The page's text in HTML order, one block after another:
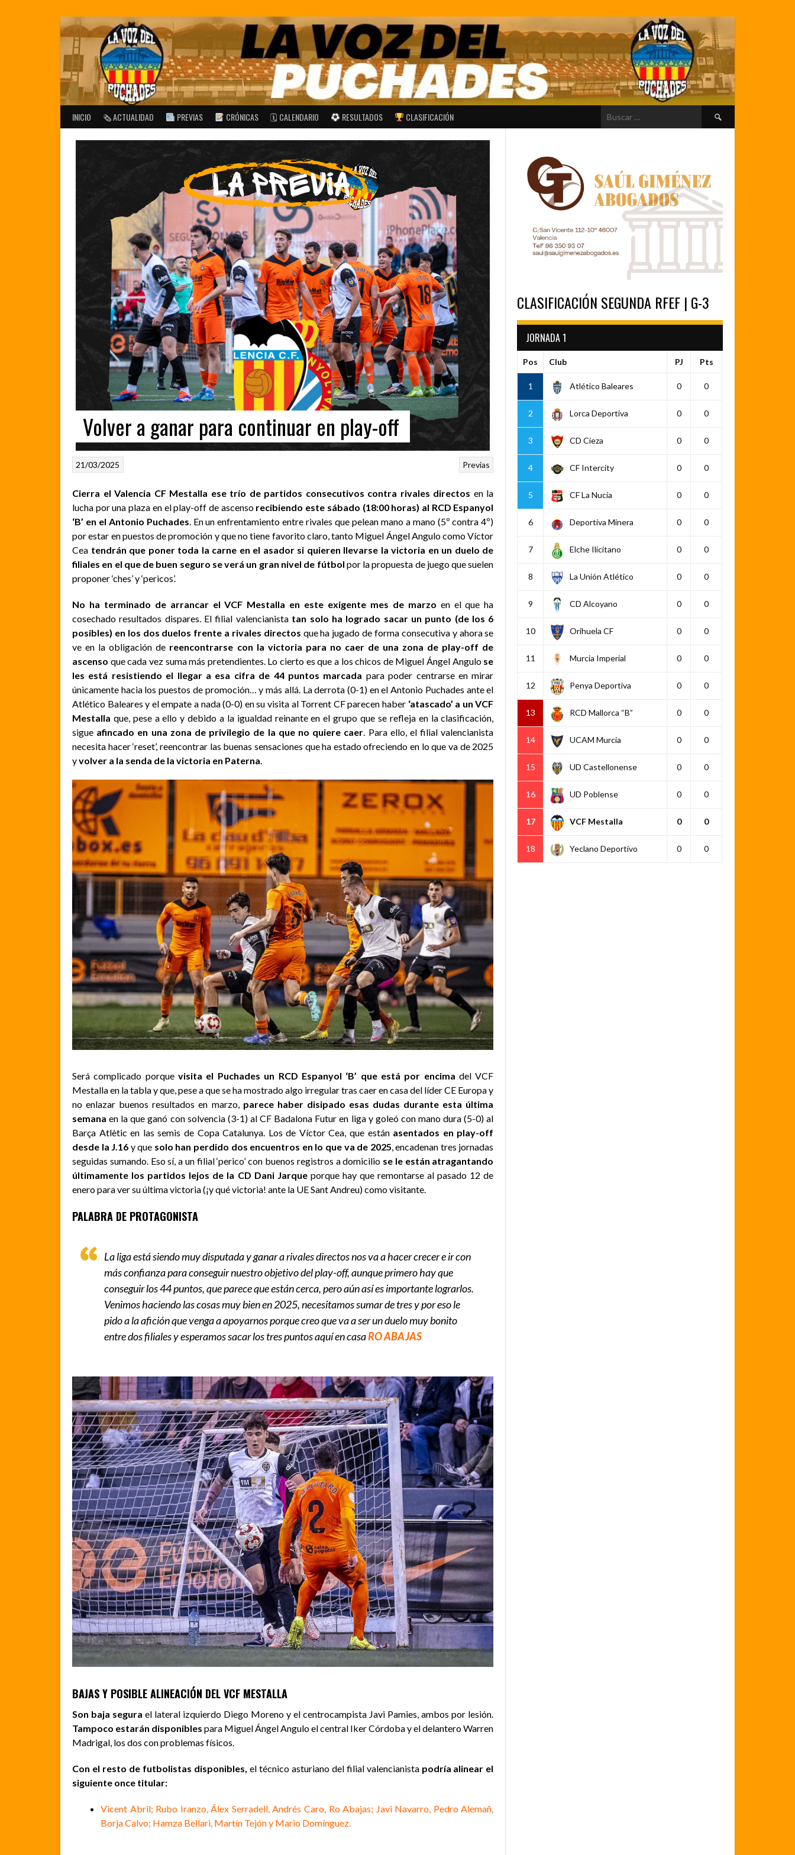
INICIO 🗞 ACTUALIDAD PREVIAS CRÓNICAS 🗓 CALENDARIO RESULTADOS CLASIFICACIÓN Buscar:
Volver a ganar para continuar en play-off
Previas
21/03/2025
Cierra el Valencia CF Mestalla ese trío de partidos consecutivos contra rivales directos en la
lucha por una plaza en el play-off de ascenso recibiendo este sábado (18:00 horas) al RCD Espanyol
‘B’ en el Antonio Puchades . En un enfrentamiento entre rivales que pelean mano a mano (5º contra 4º)
por estar en puestos de promoción y que no tiene favorito claro, tanto Miguel Ángel Angulo como Víctor
Cea tendrán que poner toda la carne en el asador si quieren llevarse la victoria en un duelo de
filiales en el que de buen seguro se verá un gran nivel de fútbol por la propuesta de juego que suelen
proponer ‘ches’ y ‘pericos’.
No ha terminado de arrancar el VCF Mestalla en este exigente mes de marzo en el que ha
cosechado resultados dispares. El filial valencianista tan solo ha logrado sacar un punto (de los 6
posibles) en los dos duelos frente a rivales directos que ha jugado de forma consecutiva y ahora se
ve en la obligación de reencontrarse con la victoria para no caer de una zona de play-off de
ascenso que cada vez suma más pretendientes. Lo cierto es que a los chicos de Miguel Ángel Angulo se
les está resistiendo el llegar a esa cifra de 44 puntos marcada para poder centrarse en mirar
únicamente hacia los puestos de promoción… y más allá. La derrota (0-1) en el Antonio Puchades ante el
Atlético Baleares y el empate a nada (0-0) en su visita al Torrent CF parecen haber ‘atascado’ a un VCF
Mestalla que, pese a ello y debido a la igualdad reinante en el grupo que se refleja en la clasificación,
sigue afincado en una zona de privilegio de la que no quiere caer . Para ello, el filial valencianista
necesita hacer ‘reset’, reencontrar las buenas sensaciones que ha estado ofreciendo en lo que va de 2025
yvolver a la senda de la victoria en Paterna
Será complicado porquevisita el Puchades un RCD Espanyol ‘B’ que está por encima del VCF
Mestalla en la tabla y que, pese a que se ha mostrado algo irregular tras caer en casa del líder CE Europa y
no enlazar buenos resultados en marzo, parece haber disipado esas dudas durante esta última
semana en la que ganó con solvencia (3-1) al CF Badalona Futur en liga y goleó con mano dura (5-0) al
Barça Atlètic en las semis de Copa Catalunya. Los de Víctor Cea, que están asentados en play-off
desde la J.16 y que solo han perdido dos encuentros en lo que va de 2025 , encadenan tres jornadas
seguidas sumando. Eso sí, a un filial ‘perico’ con buenos registros a domicilio se le están atragantando
últimamente los partidos lejos de la CD Dani Jarqueporque hay que remontarse al pasado 12 de
enero para ver su última victoria (¡y qué victoria! ante la UE Sant Andreu) como visitante.
PALABRA DE PROTAGONISTA
La liga está siendo muy disputada y ganar a rivales directos nos va a hacer crecer e ir con
más confianza para conseguir nuestro objetivo del play-off, aunque primero hay que
conseguir los 44 puntos, que parece que están cerca, pero aún así es importante lograrlos.
Venimos haciendo las cosas muy bien en 2025, necesitamos sumar de tres y por eso le
pido a la afición que venga a apoyarnos porque creo que va a ser un duelo muy bonito
entre dos filiales y esperamos sacar los tres puntos aquí en casaRO ABAJAS
BAJAS Y POSIBLE ALINEACIÓN DEL VCF MESTALLA
Son baja segura el lateral izquierdo Diego Moreno y el centrocampista Javi Pamies, ambos por lesión.
Tampoco estarán disponiblespara Miguel Ángel Angulo el central Iker Córdoba y el delantero Warren
Madrigal, los dos con problemas físicos.
Con el resto de futbolistas disponibles, el técnico asturiano del filial valencianista podría alinear el
siguiente once titular:
Vicent Abril; Rubo Iranzo, Álex Serradell, Andrés Caro, Ro Abajas; Javi Navarro, Pedro Alemañ,
Borja Calvo; Hamza Bellari, Martín Tejón y Mario Domínguez.
CLASIFICACIÓN SEGUNDA RFEF | G-3
JORNADA 1
Pos Club PJ Pts
1 Atlético Baleares 0 0
2 Lorca Deportiva 0 0
3 CD Cieza 0 0
4 CF Intercity 0 0
5 CF La Nucía 0 0
6 Deportiva Minera 0 0
7 Elche Ilicitano 0 0
8 La Unión Atlético 0 0
9 CD Alcoyano 0 0
10 Orihuela CF 0 0
11 Murcia Imperial 0 0
12 Penya Deportiva 0 0
13 RCD Mallorca “B” 0 0
14 UCAM Murcia 0 0
15 UD Castellonense 0 0
16 UD Poblense 0 0
17 VCF Mestalla 0 0
18 Yeclano Deportivo 0 0